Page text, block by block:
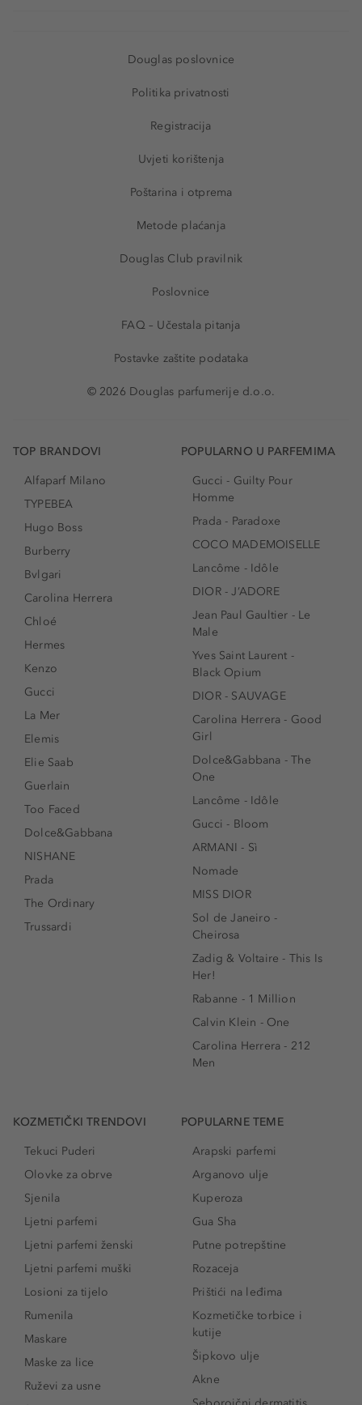
Douglas poslovnice
Politika privatnosti
Registracija
Uvjeti korištenja
Poštarina i otprema
Metode plaćanja
Douglas Club pravilnik
Poslovnice
FAQ – Učestala pitanja
Postavke zaštite podataka
© 2026 Douglas parfumerije d.o.o.
TOP BRANDOVI
Alfaparf Milano
TYPEBEA
Hugo Boss
Burberry
Bvlgari
Carolina Herrera
Chloé
Hermes
Kenzo
Gucci
La Mer
Elemis
Elie Saab
Guerlain
Too Faced
Dolce&Gabbana
NISHANE
Prada
The Ordinary
Trussardi
POPULARNO U PARFEMIMA
Gucci - Guilty Pour
Homme
Prada - Paradoxe
COCO MADEMOISELLE
Lancôme - Idôle
DIOR - J’ADORE
Jean Paul Gaultier - Le
Male
Yves Saint Laurent -
Black Opium
DIOR - SAUVAGE
Carolina Herrera - Good
Girl
Dolce&Gabbana - The
One
Lancôme - Idôle
Gucci - Bloom
ARMANI - Sì
Nomade
MISS DIOR
Sol de Janeiro -
Cheirosa
Zadig & Voltaire - This Is
Her!
Rabanne - 1 Million
Calvin Klein - One
Carolina Herrera - 212
Men
KOZMETIČKI TRENDOVI
Tekuci Puderi
Olovke za obrve
Sjenila
Ljetni parfemi
Ljetni parfemi ženski
Ljetni parfemi muški
Losioni za tijelo
Rumenila
Maskare
Maske za lice
Ruževi za usne
POPULARNE TEME
Arapski parfemi
Arganovo ulje
Kuperoza
Gua Sha
Putne potrepštine
Rozaceja
Prištići na leđima
Kozmetičke torbice i
kutije
Šipkovo ulje
Akne